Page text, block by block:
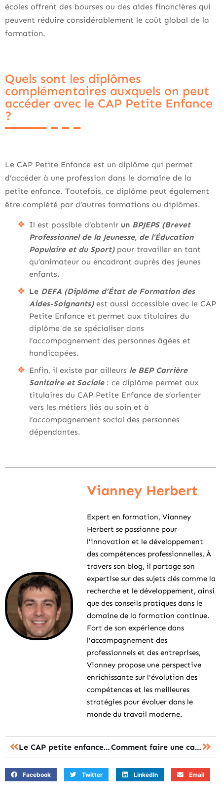
écoles offrent des bourses ou des aides financières qui
peuvent réduire considérablement le coût global de la
formation.
Quels sont les diplômes
complémentaires auxquels on peut
accéder avec le CAP Petite Enfance
?
Le CAP Petite Enfance est un diplôme qui permet
d’accéder à une profession dans le domaine de la
petite enfance. Toutefois, ce diplôme peut également
être complété par d’autres formations ou diplômes.
Il est possible d’obtenir un BPJEPS (Brevet
Professionnel de la Jeunesse, de l’Éducation
Populaire et du Sport) pour travailler en tant
qu’animateur ou encadrant auprès des jeunes
enfants.
Le DEFA (Diplôme d’État de Formation des
Aides-Soignants) est aussi accessible avec le CAP
Petite Enfance et permet aux titulaires du
diplôme de se spécialiser dans
l’accompagnement des personnes âgées et
handicapées.
Enfin, il existe par ailleurs le BEP Carrière
Sanitaire et Sociale: ce diplôme permet aux
titulaires du CAP Petite Enfance de s’orienter
vers les métiers liés au soin et à
l’accompagnement social des personnes
dépendantes.
Vianney Herbert
Expert en formation, Vianney
Herbert se passionne pour
l'innovation et le développement
des compétences professionnelles. À
travers son blog, il partage son
expertise sur des sujets clés comme la
recherche et le développement, ainsi
que des conseils pratiques dans le
domaine de la formation continue.
Fort de son expérience dans
l'accompagnement des
professionnels et des entreprises,
Vianney propose une perspective
enrichissante sur l'évolution des
compétences et les meilleures
stratégies pour évoluer dans le
monde du travail moderne.
Le CAP petite enfance lycée : tout savoir Comment faire une capture d’écran PC ?
Facebook Twitter LinkedIn Email